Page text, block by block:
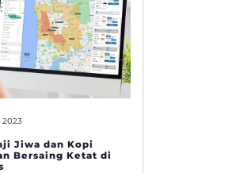
2023
Jiwa dan Kopi
Bersaing Ketat di